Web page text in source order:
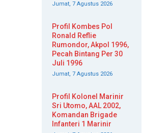
Jumat, 7 Agustus 2026
Profil Kombes Pol
Ronald Reflie
Rumondor, Akpol 1996,
Pecah Bintang Per 30
Juli 1996
Jumat, 7 Agustus 2026
Profil Kolonel Marinir
Sri Utomo, AAL 2002,
Komandan Brigade
Infanteri 1 Marinir